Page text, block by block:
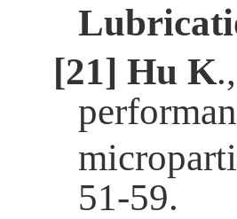
[21] Hu K
51-59.